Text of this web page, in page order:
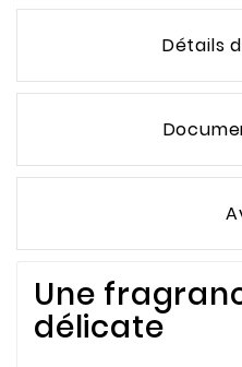
Détails
Une
délicate